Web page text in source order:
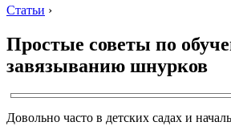
Статьи ›
Простые советы по
завязыванию шнурков
Довольно часто в детских садах и